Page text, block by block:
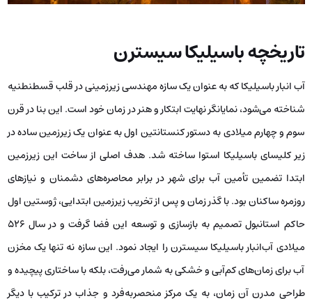
تاریخچه باسیلیکا سیسترن
آب انبار باسیلیکا که به عنوان یک سازه مهندسی زیرزمینی در قلب قسطنطنیه
شناخته می‌شود، نمایانگر نهایت ابتکار و هنر در زمان خود است. این بنا در قرن
سوم و چهارم میلادی به دستور کنستانتین اول به عنوان یک زیرزمین ساده در
زیر کلیسای باسیلیکا استوا ساخته شد. هدف اصلی از ساخت این زیرزمین
ابتدا تضمین تأمین آب برای شهر در برابر محاصره‌های دشمنان و نیازهای
روزمره ساکنان بود. با گذر زمان و پس از تخریب زیرزمین ابتدایی، ژوستین اول
حاکم استانبول تصمیم به بازسازی و توسعه این فضا گرفت و در سال ۵۲۶
میلادی آب‌انبار باسیلیکا سیسترن را ایجاد نمود. این سازه نه تنها یک مخزن
آب برای زمان‌های کم‌آبی و خشکی به شمار می‌رفت، بلکه با ساختاری پیچیده و
طراحی مدرن آن زمان، به یک مرکز منحصربه‌فرد و جذاب در ترکیب با دیگر